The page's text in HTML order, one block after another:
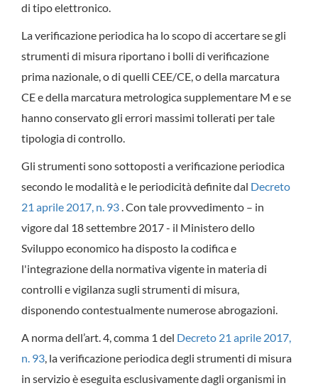
di tipo elettronico.
La verificazione periodica ha lo scopo di accertare se gli
strumenti di misura riportano i bolli di verificazione
prima nazionale, o di quelli CEE/CE, o della marcatura
CE e della marcatura metrologica supplementare M e se
hanno conservato gli errori massimi tollerati per tale
tipologia di controllo.
Gli strumenti sono sottoposti a verificazione periodica
secondo le modalità e le periodicità definite dal Decreto
21 aprile 2017, n. 93. Con tale provvedimento – in
vigore dal 18 settembre 2017 - il Ministero dello
Sviluppo economico ha disposto la codifica e
l'integrazione della normativa vigente in materia di
controlli e vigilanza sugli strumenti di misura,
disponendo contestualmente numerose abrogazioni.
A norma dell’art. 4, comma 1 del Decreto 21 aprile 2017,
n. 93, la verificazione periodica degli strumenti di misura
in servizio è eseguita esclusivamente dagli organismi in